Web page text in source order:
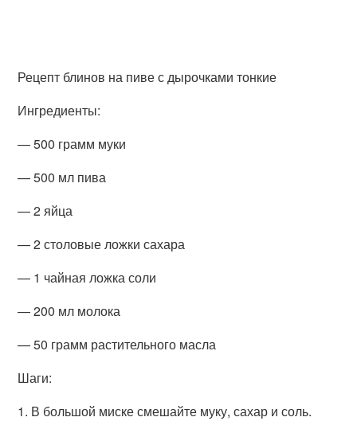
Рецепт блинов на пиве с дырочками тонкие
Ингредиенты:
— 500 грамм муки
— 500 мл пива
— 2 яйца
— 2 столовые ложки сахара
— 1 чайная ложка соли
— 200 мл молока
— 50 грамм растительного масла
Шаги:
1. В большой миске смешайте муку, сахар и соль.